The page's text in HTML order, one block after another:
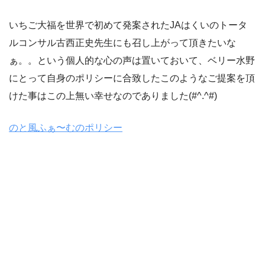
いちご大福を世界で初めて発案されたJAはくいのトータ
ルコンサル古西正史先生にも召し上がって頂きたいな
ぁ。。という個人的な心の声は置いておいて、ベリー水野
にとって自身のポリシーに合致したこのようなご提案を頂
けた事はこの上無い幸せなのでありました(#^.^#)
のと風ふぁ〜むのポリシー